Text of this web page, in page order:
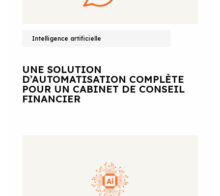
Intelligence artificielle
UNE SOLUTION
D’AUTOMATISATION COMPLÈTE
POUR UN CABINET DE CONSEIL
FINANCIER